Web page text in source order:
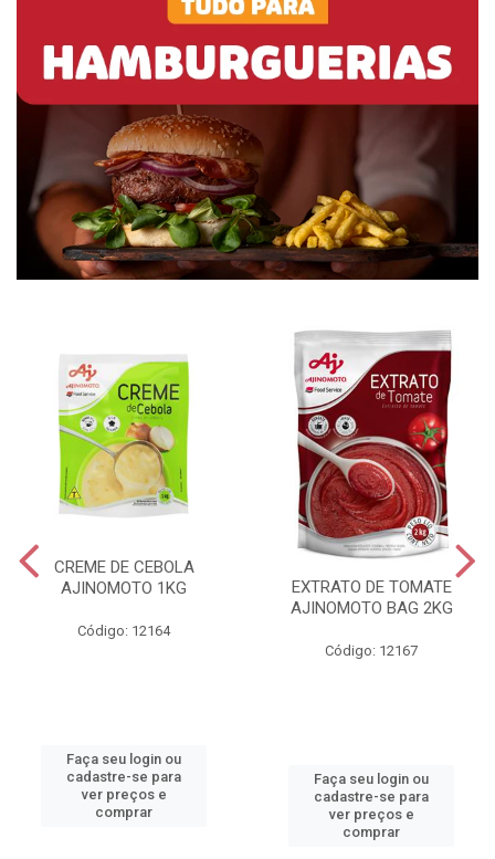
CREME DE CEBOLA
AJINOMOTO 1KG
Código: 12164
Faça seu login ou
cadastre-se para
ver preços e
comprar
EXTRATO DE TOMATE
AJINOMOTO BAG 2KG
Código: 12167
Faça seu login ou
cadastre-se para
ver preços e
comprar